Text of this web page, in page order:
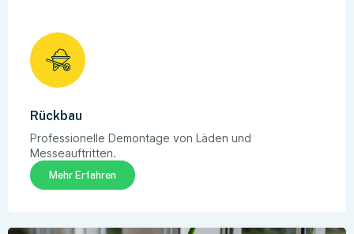
Rückbau
Professionelle Demontage von Läden und
Messeauftritten.
Mehr Erfahren